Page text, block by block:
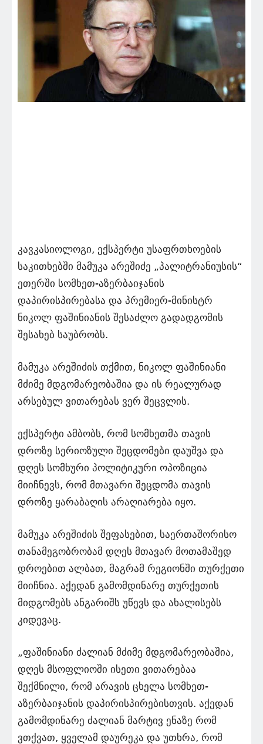
კავკასიოლოგი, ექსპერტი უსაფრთხოების
საკითხებში მამუკა არეშიძე „პალიტრანიუსის“
ეთერში სომხეთ-აზერბაიჯანის
დაპირისპირებასა და პრემიერ-მინისტრ
ნიკოლ ფაშინიანის შესაძლო გადადგომის
შესახებ საუბრობს.
მამუკა არეშიძის თქმით, ნიკოლ ფაშინიანი
მძიმე მდგომარეობაშია და ის რეალურად
არსებულ ვითარებას ვერ შეცვლის.
ექსპერტი ამბობს, რომ სომხეთმა თავის
დროზე სერიოზული შეცდომები დაუშვა და
დღეს სომხური პოლიტიკური ოპოზიცია
მიიჩნევს, რომ მთავარი შეცდომა თავის
დროზე ყარაბაღის არაღიარება იყო.
მამუკა არეშიძის შეფასებით, საერთაშორისო
თანამეგობრობამ დღეს მთავარ მოთამაშედ
დროებით ალბათ, მაგრამ რეგიონში თურქეთი
მიიჩნია. აქედან გამომდინარე თურქეთის
მიდგომებს ანგარიშს უწევს და ახალისებს
კიდევაც.
„ფაშინიანი ძალიან მძიმე მდგომარეობაშია,
დღეს მსოფლიოში ისეთი ვითარებაა
შექმნილი, რომ არავის ცხელა სომხეთ-
აზერბაიჯანის დაპირისპირებისთვის. აქედან
გამომდინარე ძალიან მარტივ ენაზე რომ
ვთქვათ, ყველამ დაურეკა და უთხრა, რომ